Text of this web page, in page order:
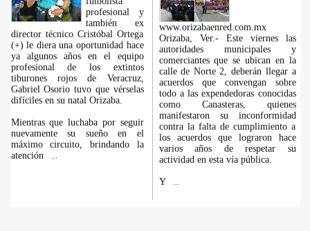
profesional y
también ex
director técnico Cristóbal Ortega
(+) le diera una oportunidad hace
ya algunos años en el equipo
profesional de los extintos
tiburones rojos de Veracruz,
Gabriel Osorio tuvo que vérselas
difíciles en su natal Orizaba.
Mientras que luchaba por seguir
nuevamente su sueño en el
máximo circuito, brindando la
atención
www.orizabaenred.com.mx
Orizaba, Ver.- Este viernes las
autoridades municipales y
comerciantes que se ubican en la
calle de Norte 2, deberán llegar a
acuerdos que convengan sobre
todo a las expendedoras conocidas
como Canasteras, quienes
manifestaron su inconformidad
contra la falta de cumplimiento a
los acuerdos que lograron hace
varios años de respetar su
actividad en esta vía pública.
Y